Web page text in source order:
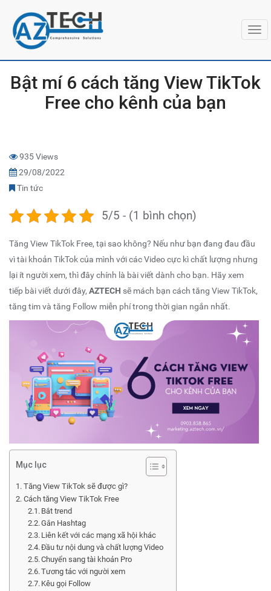
Bật mí 6 cách tăng View TikTok
Free cho kênh của bạn
935 Views
29/08/2022
Tin tức
5/5 - (1 bình chọn)
Tăng View TikTok Free, tại sao không? Nếu như bạn đang đau đầu
vì tài khoản TikTok của mình với các Video cực kì chất lượng nhưng
lại ít người xem, thì đây chính là bài viết dành cho bạn. Hãy xem
tiếp bài viết dưới đây, AZTECH sẽ mách bạn cách tăng View TikTok,
tăng tim và tăng Follow miễn phí trong thời gian ngắn nhất.
Mục lục
Tăng View TikTok sẽ được gì?
Cách tăng View TikTok Free
Bắt trend
Gắn Hashtag
Liên kết với các mạng xã hội khác
Đầu tư nội dung và chất lượng Video
Chuyển sang tài khoản Pro
Tương tác với người xem
Kêu gọi Follow